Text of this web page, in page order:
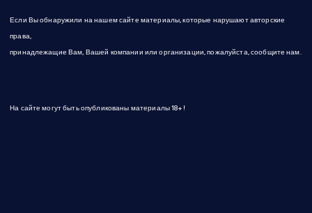
Если Вы обнаружили на нашем сайте материалы, которые нарушают авторские
права,
принадлежащие Вам, Вашей компании или организации, пожалуйста, сообщите нам.
На сайте могут быть опубликованы материалы 18+!